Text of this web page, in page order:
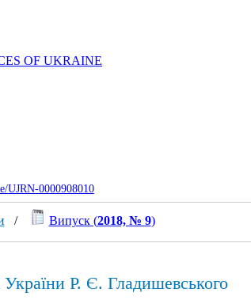
OF UKRAINE
UJRN-0000908010
/ Випуск (2018, № 9)
Р. Є. Гладишевського